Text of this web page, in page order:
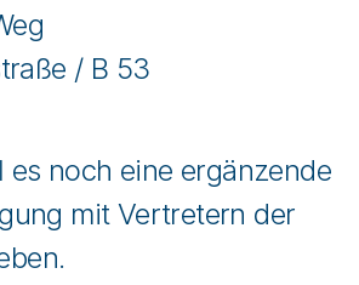
/ B 53
es noch eine ergänzende
mit Vertretern der